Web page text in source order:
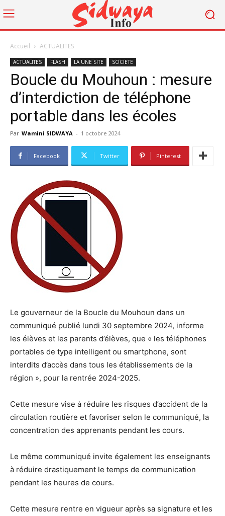
Accueil ACTUALITES
ACTUALITES FLASH LA UNE SITE SOCIETE
Boucle du Mouhoun : mesure
d’interdiction de téléphone
portable dans les écoles
Par Wamini SIDWAYA - 1 octobre 2024
Facebook Twitter Pinterest
Le gouverneur de la Boucle du Mouhoun dans un
communiqué publié lundi 30 septembre 2024, informe
les élèves et les parents d’élèves, que « les téléphones
portables de type intelligent ou smartphone, sont
interdits d’accès dans tous les établissements de la
région », pour la rentrée 2024-2025.
Cette mesure vise à réduire les risques d’accident de la
circulation routière et favoriser selon le communiqué, la
concentration des apprenants pendant les cours.
Le même communiqué invite également les enseignants
à réduire drastiquement le temps de communication
pendant les heures de cours.
Cette mesure rentre en vigueur après sa signature et les